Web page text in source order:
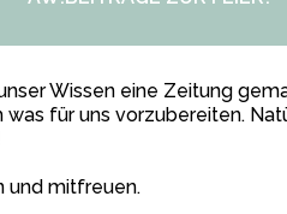
Wissen eine Zeitung
für uns vorzubereiten.
und mitfreuen.